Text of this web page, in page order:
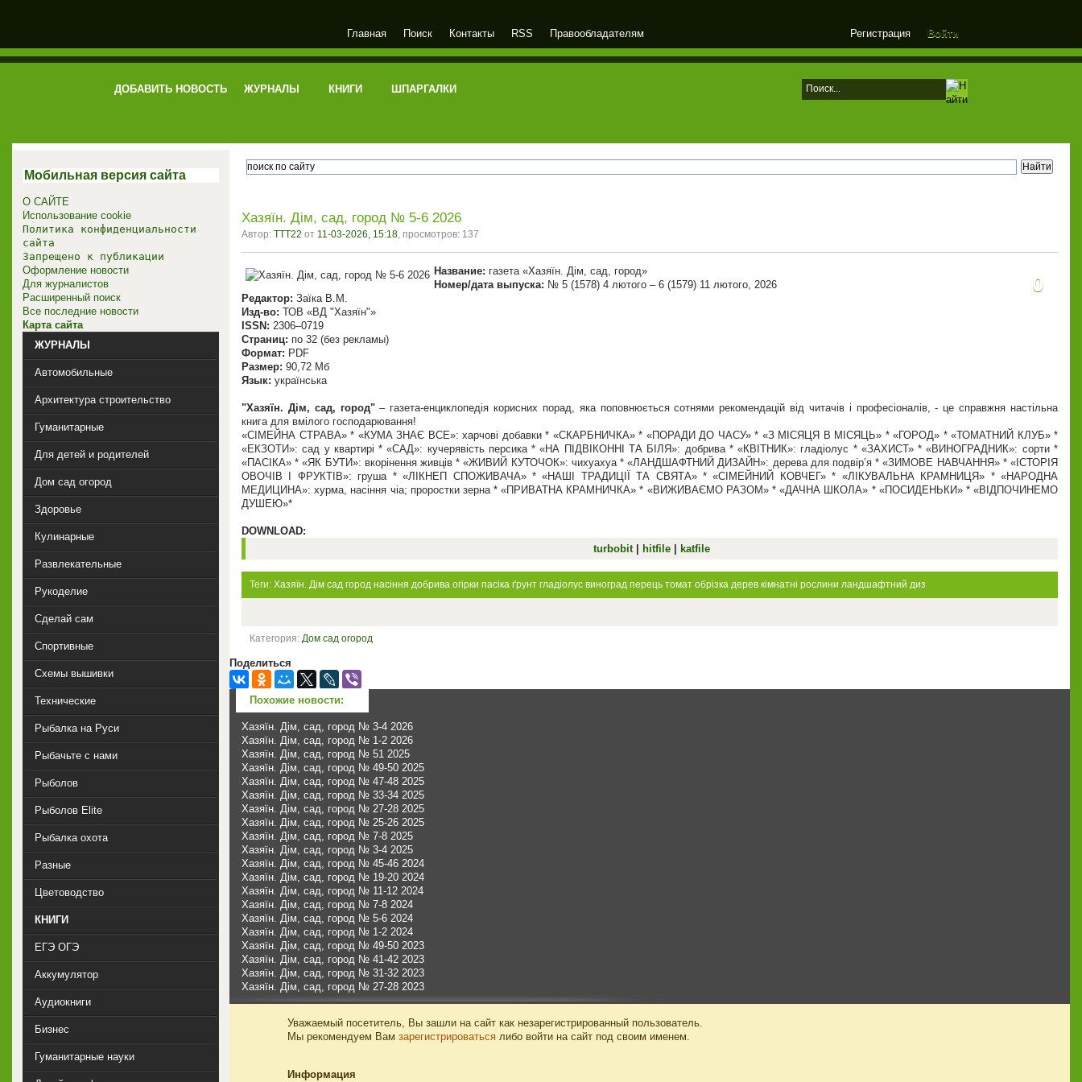
электронная библиотека
Регистрация Войти
Главная Поиск Контакты RSS Правообладателям
ДОБАВИТЬ НОВОСТЬ ЖУРНАЛЫ КНИГИ ШПАРГАЛКИ
Хазяїн. Дім, сад, город № 5-6 2026
Автор: TTT22 от 11-03-2026, 15:18, просмотров: 137
0
Название: газета «Хазяїн. Дім, сад, город»
Номер/дата выпуска: № 5 (1578) 4 лютого – 6 (1579) 11 лютого, 2026
Редактор: Заїка В.М.
Изд-во: ТОВ «ВД "Хазяїн"»
ISSN: 2306–0719
Страниц: по 32 (без рекламы)
Формат: PDF
Размер: 90,72 Мб
Язык: українська
"Хазяїн. Дім, сад, город"– газета-енциклопедія корисних порад, яка поповнюється сотнями рекомендацій від читачів і професіоналів, - це справжня настільна
книга для вмілого господарювання!
«СІМЕЙНА СТРАВА» * «КУМА ЗНАЄ ВСЕ»: харчові добавки * «СКАРБНИЧКА» * «ПОРАДИ ДО ЧАСУ» * «З МІСЯЦЯ В МІСЯЦЬ» * «ГОРОД» * «ТОМАТНИЙ КЛУБ» *
«ЕКЗОТИ»: сад у квартирі * «САД»: кучерявість персика * «НА ПІДВІКОННІ ТА БІЛЯ»: добрива * «КВІТНИК»: гладіолус * «ЗАХИСТ» * «ВИНОГРАДНИК»: сорти *
«ПАСІКА» * «ЯК БУТИ»: вкорінення живців * «ЖИВИЙ КУТОЧОК»: чихуахуа * «ЛАНДШАФТНИЙ ДИЗАЙН»: дерева для подвір’я * «ЗИМОВЕ НАВЧАННЯ» * «ІСТОРІЯ
ОВОЧІВ І ФРУКТІВ»: груша * «ЛІКНЕП СПОЖИВАЧА» * «НАШІ ТРАДИЦІЇ ТА СВЯТА» * «СІМЕЙНИЙ КОВЧЕГ» * «ЛІКУВАЛЬНА КРАМНИЦЯ» * «НАРОДНА
МЕДИЦИНА»: хурма, насіння чіа; проростки зерна * «ПРИВАТНА КРАМНИЧКА» * «ВИЖИВАЄМО РАЗОМ» * «ДАЧНА ШКОЛА» * «ПОСИДЕНЬКИ» * «ВІДПОЧИНЕМО
ДУШЕЮ»*
DOWNLOAD:
turbobit
hitfile katfile
Теги: Хазяїн. Дім сад город насіння добрива огірки пасіка ґрунт гладіолус виноград перець томат обрізка дерев кімнатні рослини ландшафтний диз
Категория: Дом сад огород
Поделиться
Похожие новости:
Хазяїн. Дім, сад, город № 3-4 2026
Хазяїн. Дім, сад, город № 1-2 2026
Хазяїн. Дім, сад, город № 51 2025
Хазяїн. Дім, сад, город № 49-50 2025
Хазяїн. Дім, сад, город № 47-48 2025
Хазяїн. Дім, сад, город № 33-34 2025
Хазяїн. Дім, сад, город № 27-28 2025
Хазяїн. Дім, сад, город № 25-26 2025
Хазяїн. Дім, сад, город № 7-8 2025
Хазяїн. Дім, сад, город № 3-4 2025
Хазяїн. Дім, сад, город № 45-46 2024
Хазяїн. Дім, сад, город № 19-20 2024
Хазяїн. Дім, сад, город № 11-12 2024
Хазяїн. Дім, сад, город № 7-8 2024
Хазяїн. Дім, сад, город № 5-6 2024
Хазяїн. Дім, сад, город № 1-2 2024
Хазяїн. Дім, сад, город № 49-50 2023
Хазяїн. Дім, сад, город № 41-42 2023
Хазяїн. Дім, сад, город № 31-32 2023
Хазяїн. Дім, сад, город № 27-28 2023
Уважаемый посетитель, Вы зашли на сайт как незарегистрированный пользователь.
Мы рекомендуем Вам зарегистрироваться либо войти на сайт под своим именем.
Информация
Мобильная версия сайта
О САЙТЕ
Использование cookie
Политика конфиденциальности
сайта
Запрещено к публикации
Оформление новости
Для журналистов
Расширенный поиск
Все последние новости
Карта сайта
ЖУРНАЛЫ
Автомобильные
Архитектура строительство
Гуманитарные
Для детей и родителей
Дом сад огород
Здоровье
Кулинарные
Развлекательные
Рукоделие
Сделай сам
Спортивные
Схемы вышивки
Технические
Рыбалка на Руси
Рыбачьте с нами
Рыболов
Рыболов Elite
Рыбалка охота
Разные
Цветоводство
КНИГИ
ЕГЭ ОГЭ
Аккумулятор
Аудиокниги
Бизнес
Гуманитарные науки